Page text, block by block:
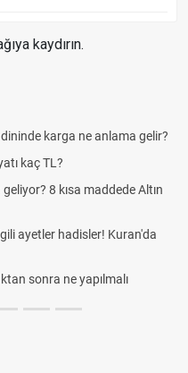
kaydırın.
gelir?
Altın
Kuran'da
Futbolda
Cemre düştü
Rüyada kedi
tarifi